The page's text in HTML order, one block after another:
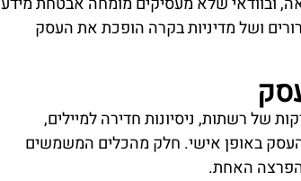
ושל מדיניות בקרה הופכת את העסק
של רשתות, ניסיונות חדירה למיילים,
העסק באופן אישי. חלק מהכלים המשמשים
האחת.